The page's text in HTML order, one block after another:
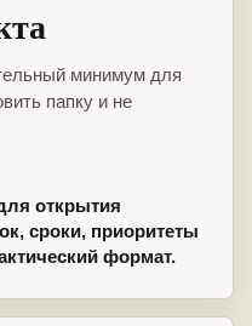
минимум для
папку и не
открытия
сроки, приоритеты
формат.